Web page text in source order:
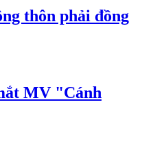
thôn phải đồng
MV "Cánh